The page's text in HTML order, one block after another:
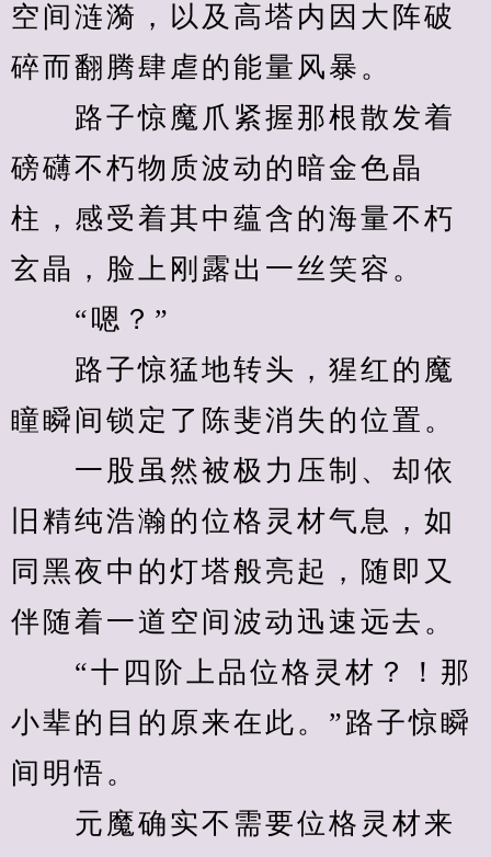
空间涟漪，以及高塔内因大阵破
碎而翻腾肆虐的能量风暴。
路子惊魔爪紧握那根散发着
磅礴不朽物质波动的暗金色晶
柱，感受着其中蕴含的海量不朽
玄晶，脸上刚露出一丝笑容。
“嗯？”
路子惊猛地转头，猩红的魔
瞳瞬间锁定了陈斐消失的位置。
一股虽然被极力压制、却依
旧精纯浩瀚的位格灵材气息，如
同黑夜中的灯塔般亮起，随即又
伴随着一道空间波动迅速远去。
“十四阶上品位格灵材？！那
小辈的目的原来在此。”路子惊瞬
间明悟。
元魔确实不需要位格灵材来